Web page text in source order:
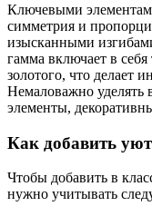
Ключевыми
симметрия и
изысканными
гамма включает в
золотого, что делает
Немаловажно уделять
элементы,
Как добавить
Чтобы добавить в
нужно учитывать